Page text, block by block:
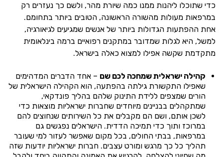
כדי שתוכלו ליהנות ממנו כמה שיורת מהר, ולשם כך נעזרים רק
במרפאות מעולות מהשורה הראשונה, הטובים ביותר בתחומם.
אחת ההפתעות הגדולות ביותר של אנשים שמגיעים לגיאורגיה,
למשל, היא לגלות שמדובר במתקנים רפואיים ברמה בינלאומית
מתקדמת שקשה אפילו למצוא כאלה בישראל.
קהילה ישראלית שמחכה לכם שם – אחד הדברים המדהימים
שאפילו התקשורת גילתה בהפתעה, הוא הקהילה הישראלית של
הורים שמצפים ללידת התינוק שלהם בהליך פונדקאי,
שמתקהלים בבניינים מיוחדים שחברות ישראליות מוצאות כדי
לשכן אותם, ושם הם מקבלים את כל השירותים שנחוצים להם
במרוכז ותוך כדי תמיכה הדדית. הישראלים נפגשים גם
במרפאות, בבתי החולים, בכל מקום שאפשר לעזור למי שעובר
תהליך כל כך מרגש ומורט עצבים. חברות ישראליות יודעות שזה